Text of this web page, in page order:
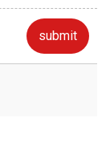
submit